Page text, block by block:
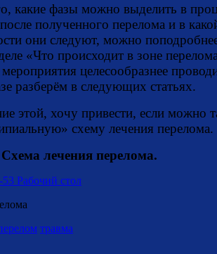
какие фазы можно выделить в
полученного перелома и в
они следуют, можно
«Что происходит в зоне
целесообразнее
разберём в следующих статьях.
этой, хочу привести, если можно
схему лечения перелома.
Схема лечения перелома.
травма